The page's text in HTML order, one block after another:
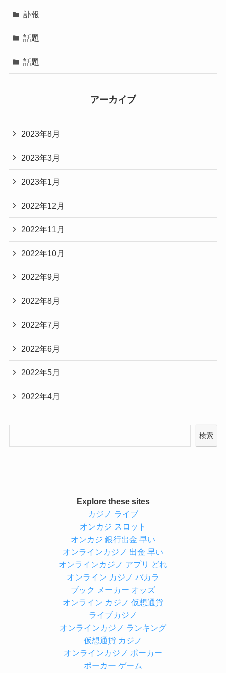
訃報
話題
話題
アーカイブ
2023年8月
2023年3月
2023年1月
2022年12月
2022年11月
2022年10月
2022年9月
2022年8月
2022年7月
2022年6月
2022年5月
2022年4月
検索
Explore these sites
カジノ ライブ
オンカジ スロット
オンカジ 銀行出金 早い
オンラインカジノ 出金 早い
オンラインカジノ アプリ どれ
オンライン カジノ バカラ
ブック メーカー オッズ
オンライン カジノ 仮想通貨
ライブカジノ
オンラインカジノ ランキング
仮想通貨 カジノ
オンラインカジノ ポーカー
ポーカー ゲーム